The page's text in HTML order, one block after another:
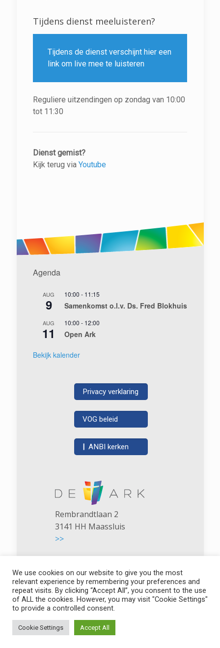
Tijdens dienst meeluisteren?
Tijdens de dienst verschijnt hier een
link om live mee te luisteren
Reguliere uitzendingen op zondag van 10:00
tot 11:30
Dienst gemist?
Kijk terug via Youtube
Agenda
AUG
9
10:00 - 11:15
Samenkomst o.l.v. Ds. Fred Blokhuis
AUG
11
10:00 - 12:00
Open Ark
Bekijk kalender
Privacy verklaring
VOG beleid
|ANBI kerken
Rembrandtlaan 2
3141 HH Maassluis
>>
De Ark - NGK Maassluis
We use cookies on our website to give you the most
relevant experience by remembering your preferences and
repeat visits. By clicking “Accept All”, you consent to the use
of ALL the cookies. However, you may visit "Cookie Settings"
to provide a controlled consent.
Cookie Settings Accept All